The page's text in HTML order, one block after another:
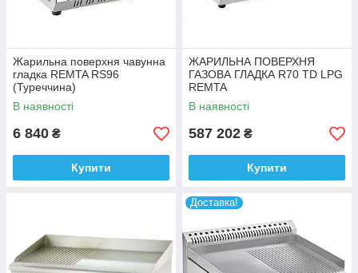
Жарильна поверхня чавунна
гладка REMTA RS96
(Туреччина)
В наявності
6 840 ₴
Купити
ЖАРИЛЬНА ПОВЕРХНЯ
ГАЗОВА ГЛАДКА R70 TD LPG
REMTA
В наявності
587 202 ₴
Купити
Доставка!